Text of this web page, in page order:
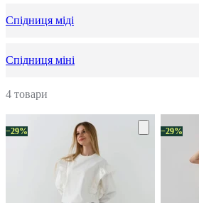
Спідниця міді
Спідниця міні
4 товари
−29% −29%